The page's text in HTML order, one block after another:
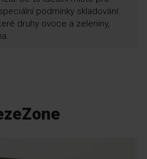
podmínky skladování:
druhy ovoce a zeleniny,